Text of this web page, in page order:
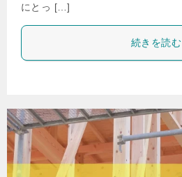
にとっ […]
続きを読む